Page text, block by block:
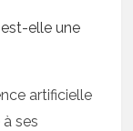
artificielle
ses